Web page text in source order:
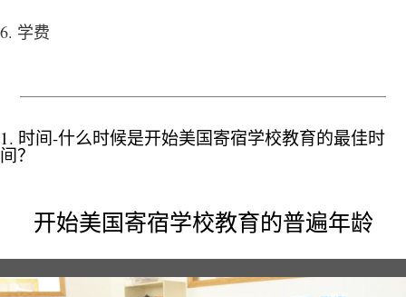
6. 学费
1. 时间-什么时候是开始美国寄宿学校教育的最佳时
间？
开始美国寄宿学校教育的普遍年龄